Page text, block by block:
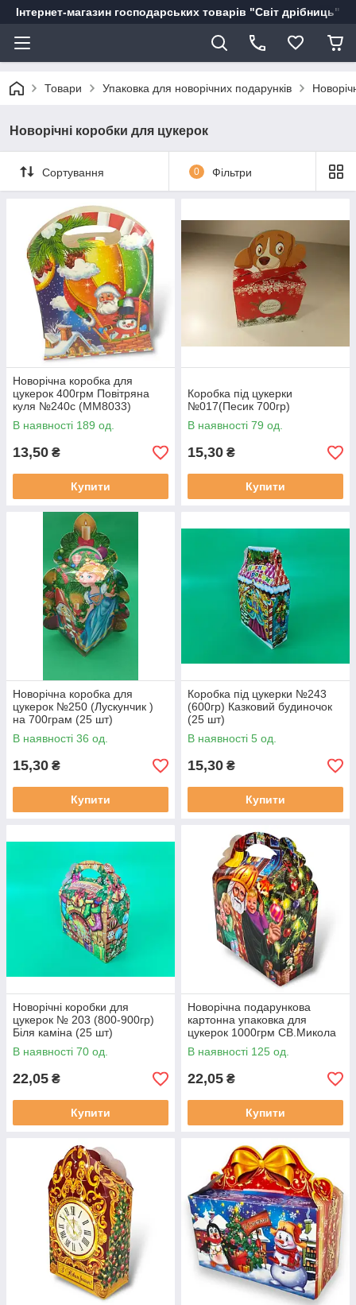
Інтернет-магазин господарських товарів "Світ дрібниць"
Товари Упаковка для новорічних подарунків
Новорічні коробки для цукерок
Сортування 0 Фільтри
Новорічна коробка для
цукерок 400грм Повітряна
куля №240с (ММ8033)
В наявності 189 од.
13,50 ₴
Купити
Коробка під цукерки
№017(Песик 700гр)
В наявності 79 од.
15,30 ₴
Купити
Новорічна коробка для
цукерок №250 (Лускунчик )
на 700грам (25 шт)
В наявності 36 од.
15,30 ₴
Купити
Коробка під цукерки №243
(600гр) Казковий будиночок
(25 шт)
В наявності 5 од.
15,30 ₴
Купити
Новорічні коробки для
цукерок № 203 (800-900гр)
Біля каміна (25 шт)
В наявності 70 од.
22,05 ₴
Купити
Новорічна подарункова
картонна упаковка для
цукерок 1000грм СВ.Микола
з дітьми №200 (ММ10598)
В наявності 125 од.
22,05 ₴
Купити